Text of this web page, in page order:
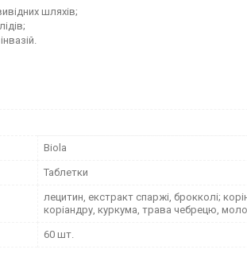
шляхів;
Biola
Таблетки
лецитин, екстракт спаржі, брокколі;
коріандру, куркума, трава чебрецю,
60 шт.